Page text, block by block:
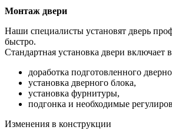
Монтаж двери
Наши специалисты установят дверь
быстро.
Стандартная установка двери включает
доработка подготовленного
установка дверного блока,
установка фурнитуры,
подгонка и необходимые
Изменения в конструкции